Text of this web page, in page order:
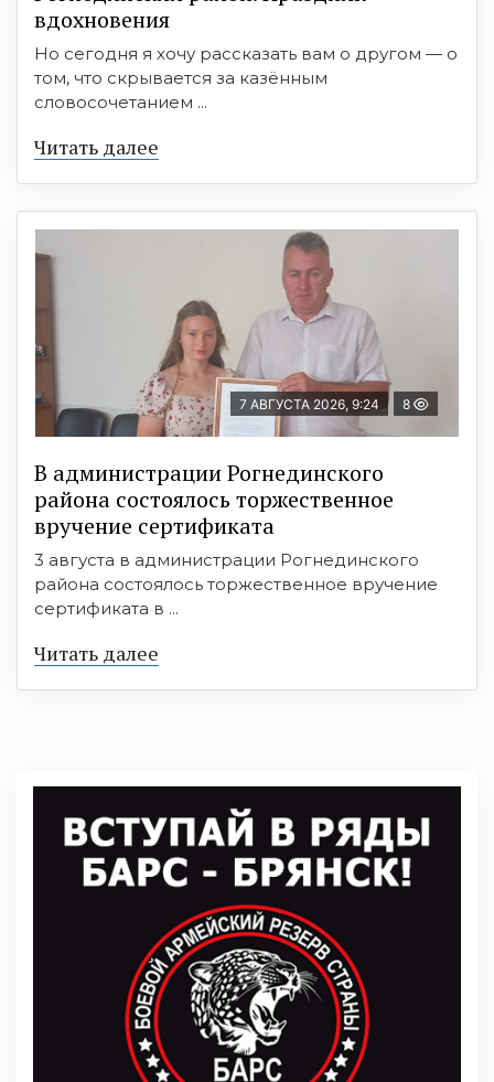
вдохновения
Но сегодня я хочу рассказать вам о другом — о
том, что скрывается за казённым
словосочетанием ...
Читать далее
7 АВГУСТА 2026, 9:24 8
В администрации Рогнединского
района состоялось торжественное
вручение сертификата
3 августа в администрации Рогнединского
района состоялось торжественное вручение
сертификата в ...
Читать далее